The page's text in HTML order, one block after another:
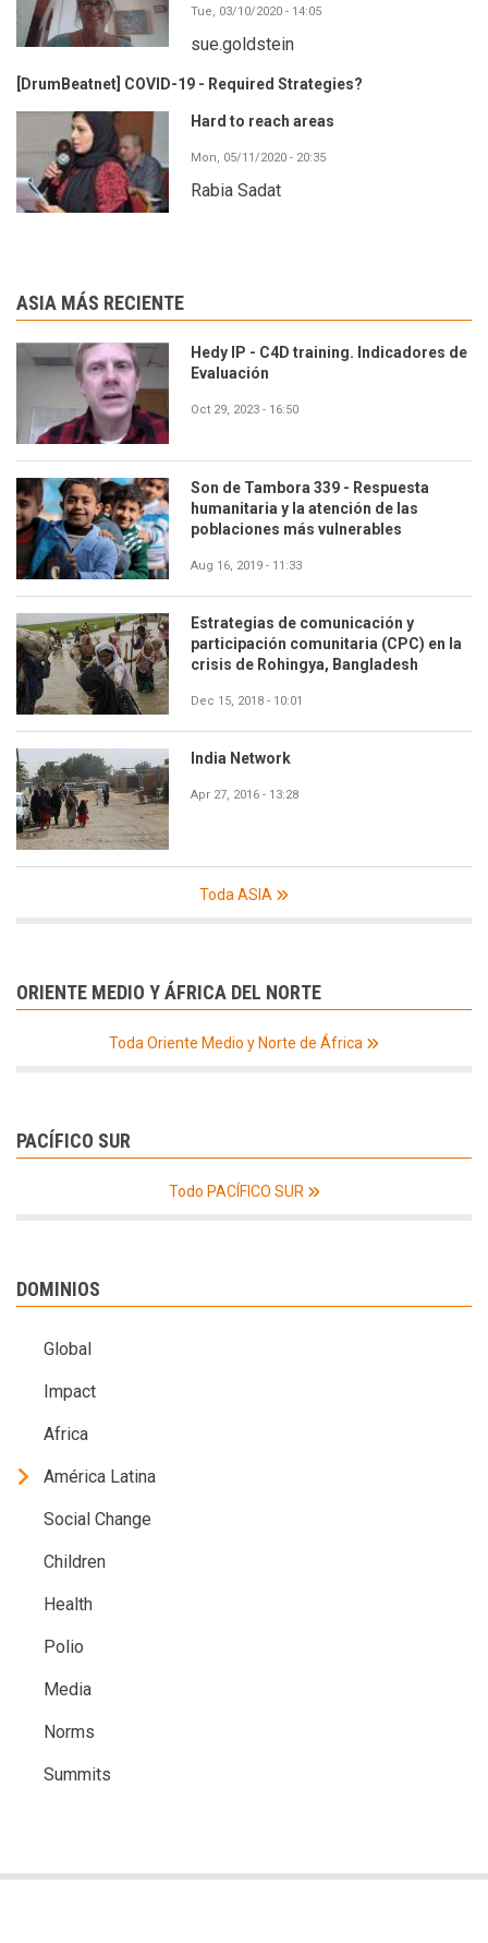
Tue, 03/10/2020 - 14:05
sue.goldstein
[DrumBeatnet] COVID-19 - Required Strategies?
Hard to reach areas
Mon, 05/11/2020 - 20:35
Rabia Sadat
ASIA MÁS RECIENTE
Hedy IP - C4D training. Indicadores de
Evaluación
Oct 29, 2023 - 16:50
Son de Tambora 339 - Respuesta
humanitaria y la atención de las
poblaciones más vulnerables
Aug 16, 2019 - 11:33
Estrategias de comunicación y
participación comunitaria (CPC) en la
crisis de Rohingya, Bangladesh
Dec 15, 2018 - 10:01
India Network
Apr 27, 2016 - 13:28
Toda ASIA
ORIENTE MEDIO Y ÁFRICA DEL NORTE
Toda Oriente Medio y Norte de África
PACÍFICO SUR
Todo PACÍFICO SUR
DOMINIOS
Global
Impact
Africa
América Latina
Social Change
Children
Health
Polio
Media
Norms
Summits